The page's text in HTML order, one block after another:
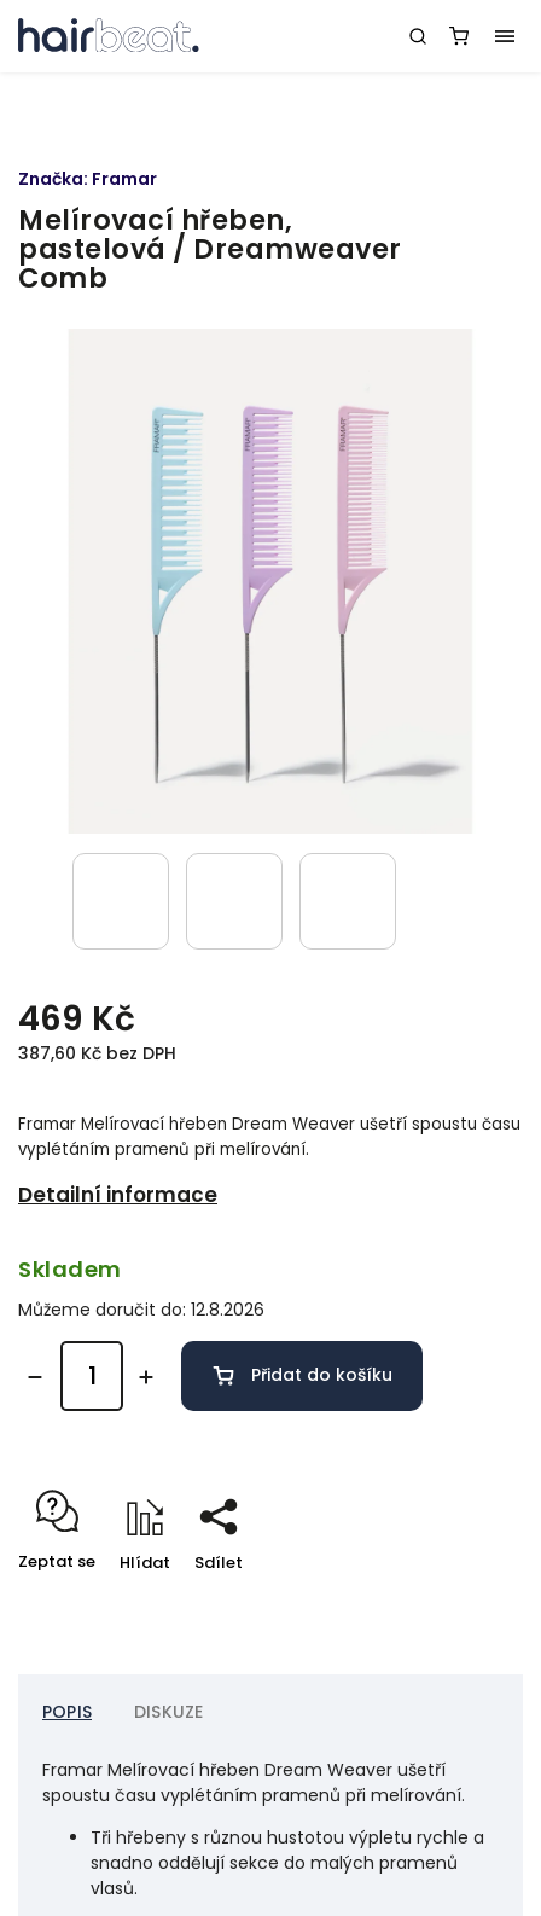
Melírovací hřeben,
pastelová / Dreamweaver
Comb
469 Kč
387,60 Kč bez DPH
Framar Melírovací hřeben Dream Weaver ušetří spoustu času
vyplétáním pramenů při melírování.
Detailní informace
Značka: Framar
Skladem
Můžeme doručit do: 12.8.2026
Přidat do košíku
Zeptat se Hlídat Sdílet
POPIS DISKUZE
Framar Melírovací hřeben Dream Weaver ušetří
spoustu času vyplétáním pramenů při melírování.
Tři hřebeny s různou hustotou výpletu rychle a
snadno oddělují sekce do malých pramenů
vlasů.